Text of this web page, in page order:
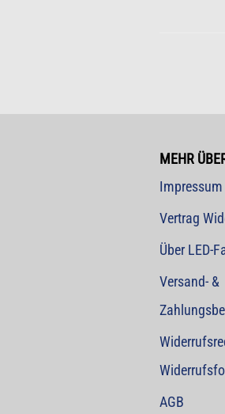
MEHR
Vertrag
Über LED-
Versand- &
AGB